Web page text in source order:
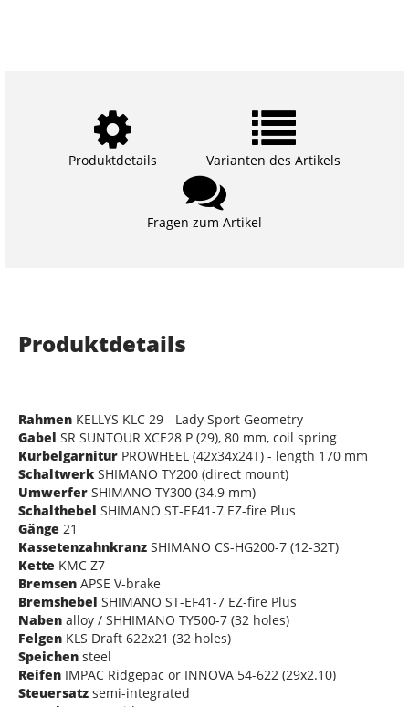
Produktdetails Varianten des Artikels
Fragen zum Artikel
Produktdetails
Rahmen KELLYS KLC 29 - Lady Sport Geometry
Gabel SR SUNTOUR XCE28 P (29), 80 mm, coil spring
Kurbelgarnitur PROWHEEL (42x34x24T) - length 170 mm
Schaltwerk SHIMANO TY200 (direct mount)
Umwerfer SHIMANO TY300 (34.9 mm)
Schalthebel SHIMANO ST-EF41-7 EZ-fire Plus
Gänge 21
Kassetenzahnkranz SHIMANO CS-HG200-7 (12-32T)
Kette KMC Z7
Bremsen APSE V-brake
Bremshebel SHIMANO ST-EF41-7 EZ-fire Plus
Naben alloy / SHHIMANO TY500-7 (32 holes)
Felgen KLS Draft 622x21 (32 holes)
Speichen steel
Reifen IMPAC Ridgepac or INNOVA 54-622 (29x2.10)
Steuersatz semi-integrated